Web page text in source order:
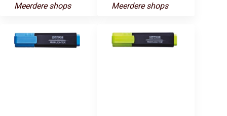
Meerdere shops Meerdere shops